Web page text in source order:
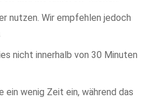
nutzen. Wir empfehlen jedoch
nicht innerhalb von 30 Minuten
wenig Zeit ein, während das